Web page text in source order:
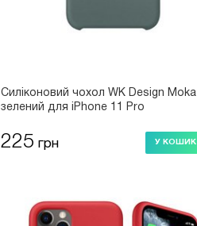
Силіконовий чохол WK Design Moka
зелений для iPhone 11 Pro
225 грн У КОШИК